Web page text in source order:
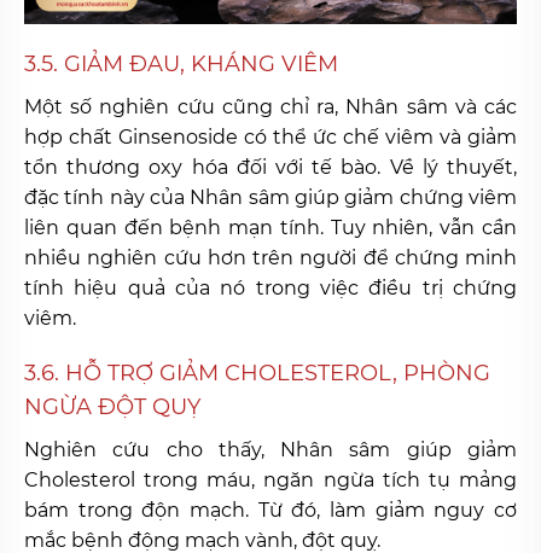
3.5. GIẢM ĐAU, KHÁNG VIÊM
Một số nghiên cứu cũng chỉ ra, Nhân sâm và các
hợp chất Ginsenoside có thể ức chế viêm và giảm
tổn thương oxy hóa đối với tế bào. Về lý thuyết,
đặc tính này của Nhân sâm giúp giảm chứng viêm
liên quan đến bệnh mạn tính. Tuy nhiên, vẫn cần
nhiều nghiên cứu hơn trên người để chứng minh
tính hiệu quả của nó trong việc điều trị chứng
viêm.
3.6. HỖ TRỢ GIẢM CHOLESTEROL, PHÒNG
NGỪA ĐỘT QUỴ
Nghiên cứu cho thấy, Nhân sâm giúp giảm
Cholesterol trong máu, ngăn ngừa tích tụ mảng
bám trong độn mạch. Từ đó, làm giảm nguy cơ
mắc bệnh động mạch vành, đột quỵ.